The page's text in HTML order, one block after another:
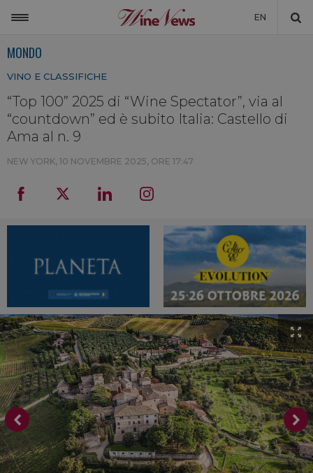
EN
NON SOLO VINO
LA CANTINA DI WINENEWS
DICONO DI NOI
MONDO
VINO E CLASSIFICHE
“Top 100” 2025 di “Wine Spectator”, via al
“countdown” ed è subito Italia: Castello di
Ama al n. 9
NEW YORK, 10 NOVEMBRE 2025, ORE 17:47